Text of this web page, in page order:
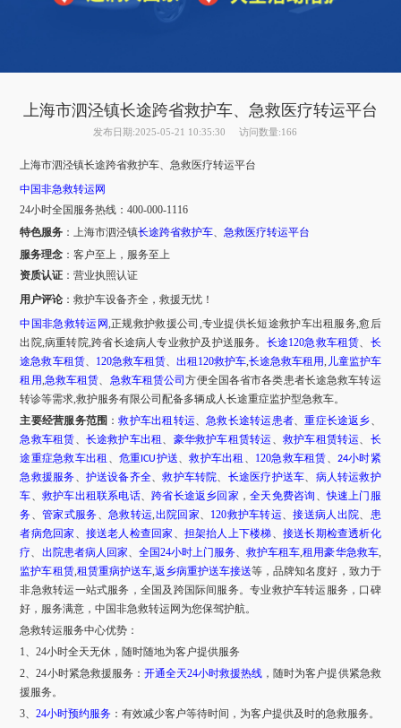
上海市泗泾镇长途跨省救护车、急救医疗转运平台
发布日期:2025-05-21 10:35:30 访问数量:166
上海市泗泾镇长途跨省救护车、急救医疗转运平台
中国非急救转运网
24小时全国服务热线 ：400-000-1116
特色服务 ：上海市泗泾镇长途跨省救护车、急救医疗转运平台
服务理念 ：客户至上，服务至上
资质认证 ：营业执照认证
用户评论 ：救护车设备齐全，救援无忧！
中国非急救转运网,正规救护救援公司,专业提供长短途救护车出租服务,愈后
出院,病重转院,跨省长途病人专业救护及护送服务。 长途120急救车租赁、 长
途急救车租赁、 120急救车租赁、 出租 120救护车,长途急救车租用, 儿童监护车
租用,急救车租赁、 急救车租赁公司方便全国各省市各类患者长途急救车转运
转诊等需求,救护服务有限公司配备多辆成人长途重症监护型急救车。
主要经营服务范围 ：救护车出租转运、急救长途转运患者、重症长途返乡、
急救车租赁、 长途救护车出租 、 豪华救护车租赁转运、 救护车租赁转运、 长
途重症急救车出租 、 危重 ICU护送、救护车出租 、 120急救车租赁、 24小时紧
急救援服务、 护送设备齐全、救护车转院、 长途医疗护送车、 病人转运救护
车、 救护车出租联系电话、跨省长途返乡回家 ，全天免费咨询 、快速上门服
务、管家式服务、 急救转运,出院回家、 120救护车转运、接送病人出院、 患
者病危回家 、 接送老人检查回家 、 担架抬人上下楼梯、 接送长期检查透析化
疗、 出院患者病人回家、 全国24小时上门服务、救护车租车,租用豪华急救车,
监护车租赁,租赁重病护送车,返乡病重护送车接送等，品牌知名度好，致力于
非急救转运一站式服务，全国及跨国际间服务。专业救护车转运服务，口碑
好，服务满意，中国非急救转运网为您保驾护航。
急救转运服务中心优势：
1、24小时全天无休，随时随地为客户提供服务
2、24小时紧急救援服务： 开通全天24小时救援热线 ，随时为客户提供紧急救
援服务。
3、24小时预约服务 ：有效减少客户等待时间，为客户提供及时的急救服务。